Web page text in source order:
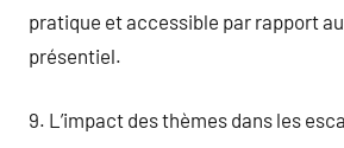
pratique et accessible par rapport
présentiel.
9. L’impact des thèmes dans les